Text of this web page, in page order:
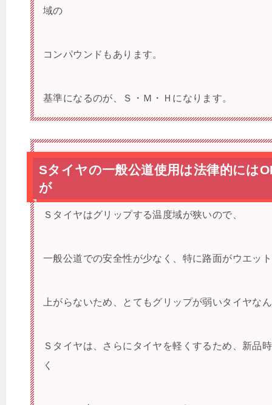
域の
コンパウンドもあります。
基準になるのが、Ｓ・Ｍ・Ｈになります。
Sタイヤの一般公道使用は法律的には
が
Ｓタイヤはグリップする温度域が狭いので、
一般公道での安全性が少なく、特に路面がウエッ
上がらないため、とてもグリップが弱いタイヤな
Ｓタイヤは、さらにタイヤを軽くするため、新品
く